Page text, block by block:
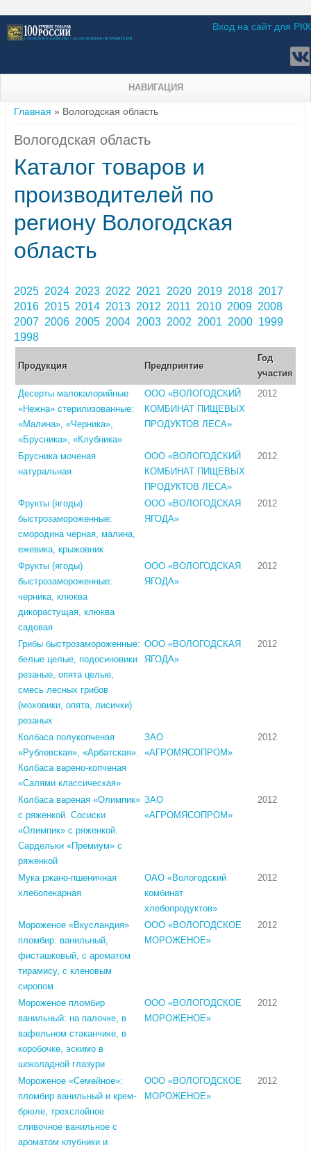
Вход на сайт для РКК
НАВИГАЦИЯ
Вы здесь
Главная » Вологодская область
Вологодская область
Каталог товаров и
производителей по
региону Вологодская
область
2025 2024 2023 2022 2021 2020 2019 2018 2017
2016 2015 2014 2013 2012 2011 2010 2009 2008
2007 2006 2005 2004 2003 2002 2001 2000 1999
1998
Продукция Предприятие
Год
участия
Десерты малокалорийные
«Нежна» стерилизованные:
«Малина», «Черника»,
«Брусника», «Клубника»
ООО «ВОЛОГОДСКИЙ
КОМБИНАТ ПИЩЕВЫХ
ПРОДУКТОВ ЛЕСА»
2012
Брусника моченая
натуральная
ООО «ВОЛОГОДСКИЙ
КОМБИНАТ ПИЩЕВЫХ
ПРОДУКТОВ ЛЕСА»
2012
Фрукты (ягоды)
быстрозамороженные:
смородина черная, малина,
ежевика, крыжовник
ООО «ВОЛОГОДСКАЯ
ЯГОДА»
2012
Фрукты (ягоды)
быстрозамороженные:
черника, клюква
дикорастущая, клюква
садовая
ООО «ВОЛОГОДСКАЯ
ЯГОДА»
2012
Грибы быстрозамороженные:
белые целые, подосиновики
резаные, опята целые,
смесь лесных грибов
(моховики, опята, лисички)
резаных
ООО «ВОЛОГОДСКАЯ
ЯГОДА»
2012
Колбаса полукопченая
«Рублевская», «Арбатская».
Колбаса варено-копченая
«Салями классическая»
ЗАО
«АГРОМЯСОПРОМ»
2012
Колбаса вареная «Олимпик»
с ряженкой. Сосиски
«Олимпик» с ряженкой.
Сардельки «Премиум» с
ряженкой
ЗАО
«АГРОМЯСОПРОМ»
2012
Мука ржано-пшеничная
хлебопекарная
ОАО «Вологодский
комбинат
хлебопродуктов»
2012
Мороженое «Вкусландия»
пломбир: ванильный,
фисташковый, с ароматом
тирамису, с кленовым
сиропом
ООО «ВОЛОГОДСКОЕ
МОРОЖЕНОЕ»
2012
Мороженое пломбир
ванильный: на палочке, в
вафельном стаканчике, в
коробочке, эскимо в
шоколадной глазури
ООО «ВОЛОГОДСКОЕ
МОРОЖЕНОЕ»
2012
Мороженое «Семейное»:
пломбир ванильный и крем-
брюле, трехслойное
сливочное ванильное с
ароматом клубники и
ООО «ВОЛОГОДСКОЕ
МОРОЖЕНОЕ»
2012